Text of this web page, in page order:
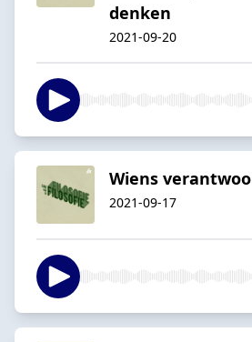
denken
2021-09-20
Wiens
2021-09-17